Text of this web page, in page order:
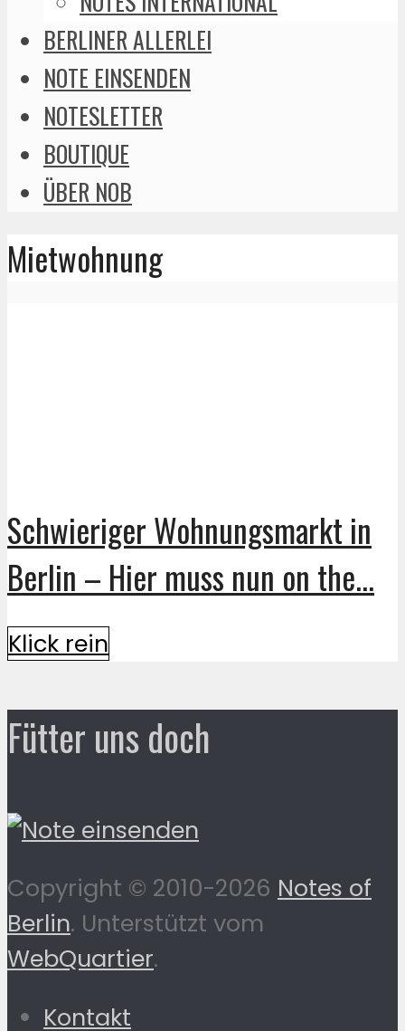
BERLINER ALLERLEI
NOTE EINSENDEN
NOTESLETTER
BOUTIQUE
ÜBER NOB
Mietwohnung
Schwieriger Wohnungsmarkt in
Berlin – Hier muss nun on the...
Klick rein
Fütter uns doch
Copyright © 2010-2026 Notes of
Berlin. Unterstützt vom
WebQuartier.
Kontakt